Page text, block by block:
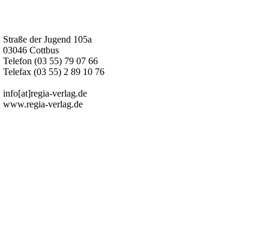
Straße der Jugend 105a
03046 Cottbus
Telefon (03 55) 79 07 66
Telefax (03 55) 2 89 10 76
info[at]regia-verlag.de
www.regia-verlag.de